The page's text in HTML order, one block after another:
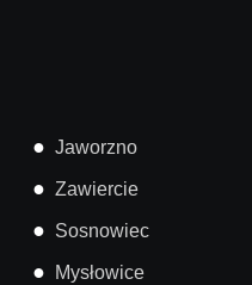
● Jaworzno
● Zawiercie
● Sosnowiec
● Mysłowice